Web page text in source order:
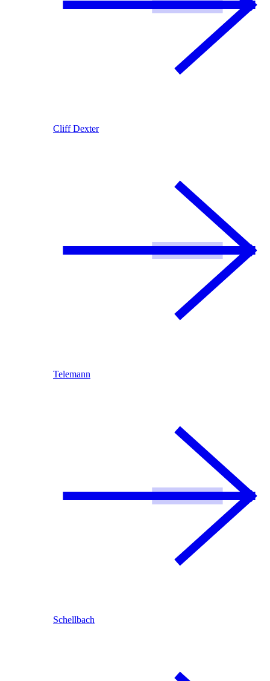
Cliff Dexter
Telemann
Schellbach